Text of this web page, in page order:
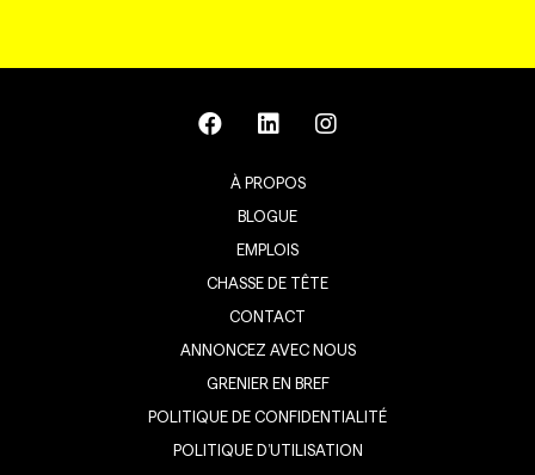
À PROPOS
BLOGUE
EMPLOIS
CHASSE DE TÊTE
CONTACT
ANNONCEZ AVEC NOUS
GRENIER EN BREF
POLITIQUE DE CONFIDENTIALITÉ
POLITIQUE D’UTILISATION